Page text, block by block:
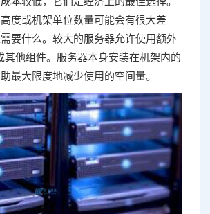
度或机架单位数量可能会有很大差
要什么。较大的服务器允许使用额外
其他组件。服务器本身安装在机架内的
最大限度地减少使用的空间量。